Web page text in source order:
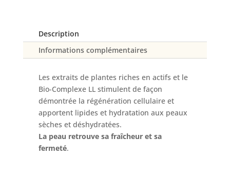
Description
Informations complémentaires
Les extraits de plantes riches en actifs et le
Bio-Complexe LL stimulent de façon
démontrée la régénération cellulaire et
apportent lipides et hydratation aux peaux
sèches et déshydratées.
La peau retrouve sa fraîcheur et sa
fermeté.